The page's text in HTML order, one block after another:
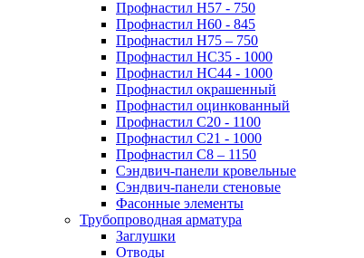
Профнастил Н57 - 750
Профнастил Н60 - 845
Профнастил Н75 – 750
Профнастил НС35 - 1000
Профнастил НС44 - 1000
Профнастил окрашенный
Профнастил оцинкованный
Профнастил С20 - 1100
Профнастил С21 - 1000
Профнастил С8 – 1150
Сэндвич-панели кровельные
Сэндвич-панели стеновые
Фасонные элементы
Трубопроводная арматура
Заглушки
Отводы